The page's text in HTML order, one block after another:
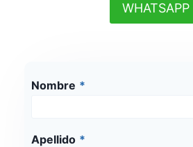
WHATSAPP
Nombre *
Apellido *